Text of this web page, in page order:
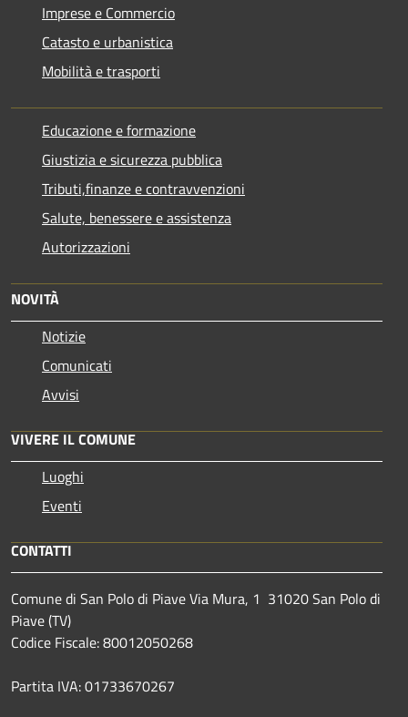
Imprese e Commercio
Catasto e urbanistica
Mobilità e trasporti
Educazione e formazione
Giustizia e sicurezza pubblica
Tributi,finanze e contravvenzioni
Salute, benessere e assistenza
Autorizzazioni
NOVITÀ
Notizie
Comunicati
Avvisi
VIVERE IL COMUNE
Luoghi
Eventi
CONTATTI
Comune di San Polo di Piave Via Mura, 1 31020 San Polo di
Piave (TV)
Codice Fiscale: 80012050268
Partita IVA: 01733670267